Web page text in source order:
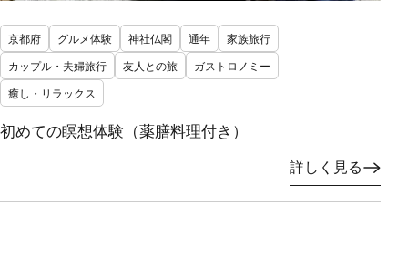
京都府 グルメ体験 神社仏閣 通年
家族旅行
カップル・夫婦旅行
友人との旅
ガストロノミー
癒し・リラックス
初めての瞑想体験（薬膳料理付き）
詳しく見る